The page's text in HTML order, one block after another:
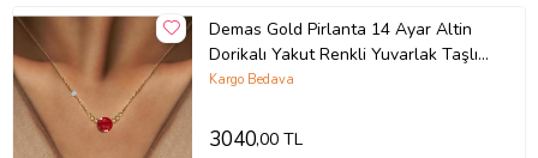
Demas Gold Pirlanta 14 Ayar Altin
Dorikalı Yakut Renkli Yuvarlak Taşlı
Kolye (Sarı)
Kargo Bedava
3040,00 TL